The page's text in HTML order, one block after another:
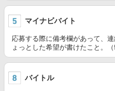
マイナビバイト
応募する際に備考欄があって、
ょっとした希望が書けたこと。（
バイトル